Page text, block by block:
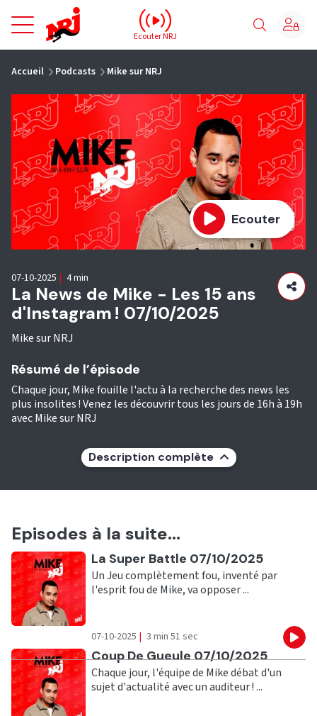
NRJ - Accueil
Ecouter NRJ
Accueil Podcasts Mike sur NRJ
Ecouter
La News de Mike - Les 15 ans
d'Instagram ! 07/10/2025
Mike sur NRJ
07-10-2025 | 4 min
Résumé de l’épisode
Chaque jour, Mike fouille l'actu à la recherche des news les
plus insolites ! Venez les découvrir tous les jours de 16h à 19h
avec Mike sur NRJ
Description complète
Episodes à la suite...
Ecouter
La Super Battle 07/10/2025
Un Jeu complètement fou, inventé par
l'esprit fou de Mike, va opposer ...
07-10-2025 | 3 min 51 sec
Ecouter
Coup De Gueule 07/10/2025
Chaque jour, l'équipe de Mike débat d'un
sujet d'actualité avec un auditeur ! ...